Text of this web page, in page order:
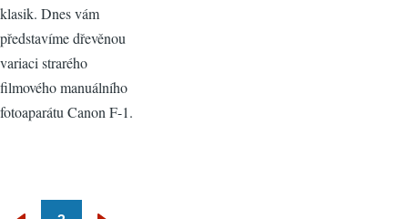
klasik. Dnes vám
představíme dřevěnou
variaci strarého
filmového manuálního
fotoaparátu Canon F-1.